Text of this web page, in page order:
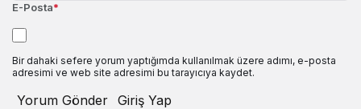
E-Posta*
Bir dahaki sefere yorum yaptığımda kullanılmak üzere adımı, e-posta
adresimi ve web site adresimi bu tarayıcıya kaydet.
Yorum Gönder Giriş Yap